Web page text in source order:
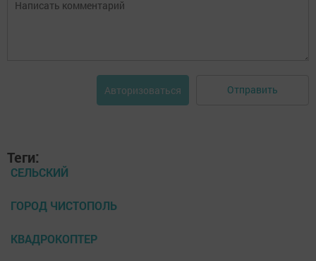
Авторизоваться Отправить
Теги:
СЕЛЬСКИЙ
ГОРОД ЧИСТОПОЛЬ
КВАДРОКОПТЕР